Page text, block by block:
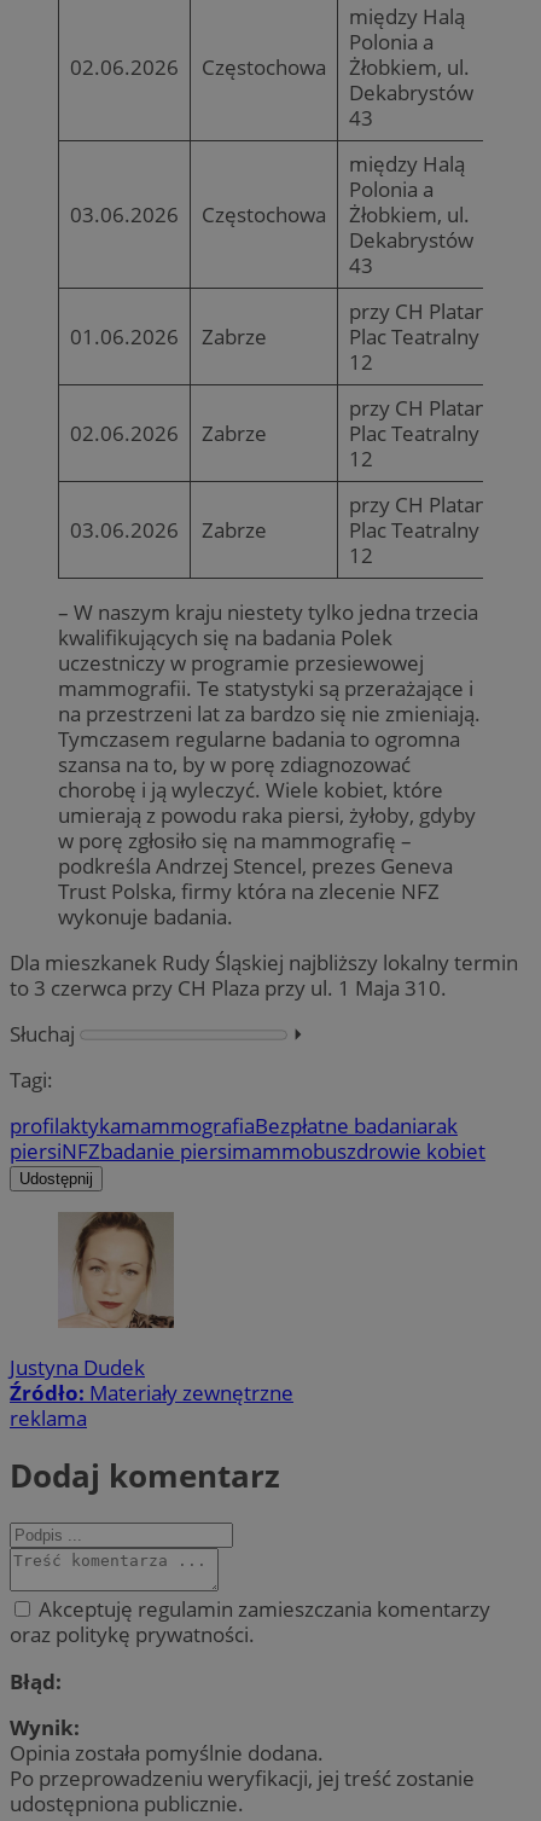
02.06.2026 Częstochowa
między Halą
Polonia a
Żłobkiem, ul.
Dekabrystów
43
03.06.2026 Częstochowa
między Halą
Polonia a
Żłobkiem, ul.
Dekabrystów
43
01.06.2026 Zabrze
przy CH Platan,
Plac Teatralny
12
02.06.2026 Zabrze
przy CH Platan,
Plac Teatralny
12
03.06.2026 Zabrze
przy CH Platan,
Plac Teatralny
12
– W naszym kraju niestety tylko jedna trzecia
kwalifikujących się na badania Polek
uczestniczy w programie przesiewowej
mammografii. Te statystyki są przerażające i
na przestrzeni lat za bardzo się nie zmieniają.
Tymczasem regularne badania to ogromna
szansa na to, by w porę zdiagnozować
chorobę i ją wyleczyć. Wiele kobiet, które
umierają z powodu raka piersi, żyłoby, gdyby
w porę zgłosiło się na mammografię –
podkreśla Andrzej Stencel, prezes Geneva
Trust Polska, firmy która na zlecenie NFZ
wykonuje badania.
Dla mieszkanek Rudy Śląskiej najbliższy lokalny termin
to 3 czerwca przy CH Plaza przy ul. 1 Maja 310.
Słuchaj
⏵︎
Tagi:
profilaktykamammografiaBezpłatne badaniarak
piersiNFZbadanie piersimammobuszdrowie kobiet
Udostępnij
Justyna Dudek
Źródło: Materiały zewnętrzne
reklama
Dodaj komentarz
Akceptuję regulamin zamieszczania komentarzy
oraz politykę prywatności.
Błąd:
Wynik:
Opinia została pomyślnie dodana.
Po przeprowadzeniu weryfikacji, jej treść zostanie
udostępniona publicznie.